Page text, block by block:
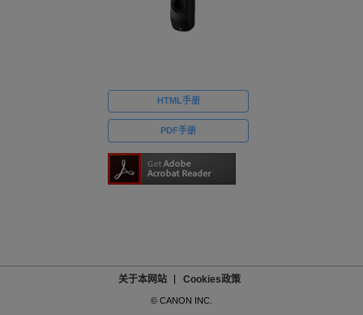
HTML手册
PDF手册
关于本网站 Cookies政策
© CANON INC.